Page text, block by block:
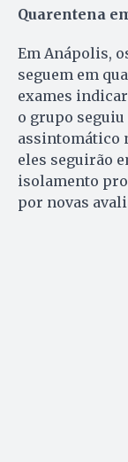
Quarentena
Em Anápolis,
seguem em
exames
o grupo
assintomático
eles seguirão
isolamento
por novas